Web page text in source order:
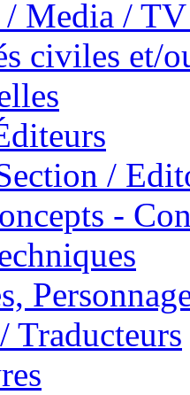
Media /
civiles et/
/
-
Traducteurs